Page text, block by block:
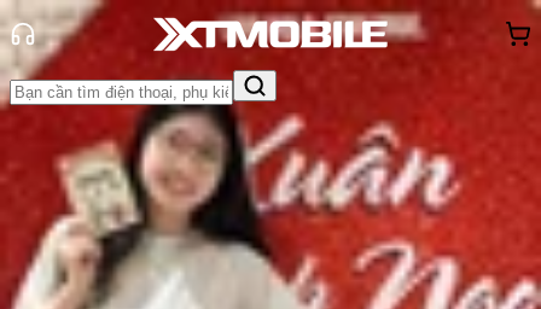
Trang chủ
Tin tức
App - Game
Tin MớiĐánh Giá - Trên Tay So SánhTư vấnKhuyến
mãi
Thủ thuậtHỏi đáp App - GameThông báoKhách
hàng - Sự kiện